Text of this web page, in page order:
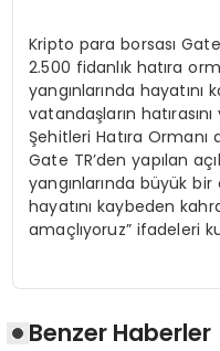
Kripto para borsası
2.500 fidanlık hatıra
yangınlarında
vatandaşların
Şehitleri Hatıra
Gate TR’den yapılan
yangınlarında büyük
hayatını kaybeden
amaçlıyoruz” ifadeleri
Benzer Haberler